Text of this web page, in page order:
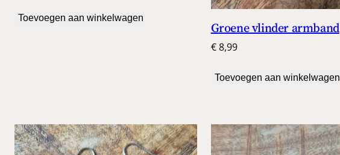
Toevoegen aan winkelwagen
Groene vlinder armband
€8,99
Toevoegen aan winkelwagen